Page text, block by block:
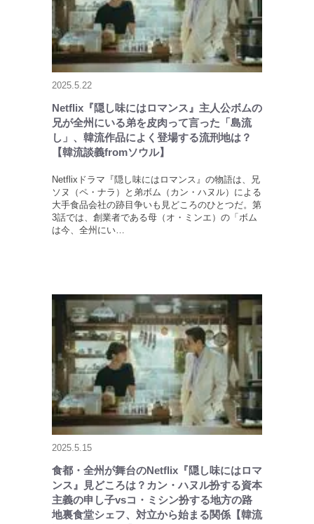
2025.5.22
Netflix『隠し味にはロマンス』主人公ボムの
兄が全州にいる弟を皮肉って言った「島流
し」、韓流作品によく登場する流刑地は？
【韓流談義fromソウル】
Netflixドラマ『隠し味にはロマンス』の物語は、兄
ソヌ（ペ・ナラ）と弟ボム（カン・ハヌル）による
大手食品会社の跡目争いも見どころのひとつだ。第
3話では、創業者である母（オ・ミンエ）の「ボム
は今、全州にい…
2025.5.15
食都・全州が舞台のNetflix『隠し味にはロマ
ンス』見どころは？カン・ハヌル扮する資本
主義の申し子vsコ・ミシン扮する地方の路
地裏食堂シェフ、対立から始まる関係【韓流